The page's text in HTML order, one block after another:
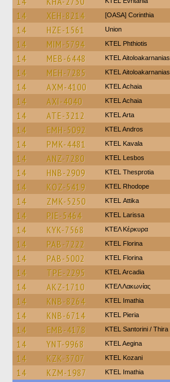
14 XEH-8214 [OASA] Corinthia
14 HZE-1561 Union
14 MIM-5794 ΚΤΕL Phthiotis
14 MEB-6448 KTEL Aitoloakarnanias
14 MEH-7285 KTEL Aitoloakarnanias
14 AXM-4100 KTEL Achaia
14 AXI-4040 KTEL Achaia
14 ATE-3212 KTEL Arta
14 EMH-5092 KTEL Andros
14 PMK-4481 KTEL Kavala
14 ANZ-7280 KTEL Lesbos
14 HNB-2909 KTEL Thesprotia
14 KOZ-5419 KTEL Rhodope
14 ZMK-5250 KΤΕL Αttika
14 PIE-5464 KTEL Larissa
14 KYK-7568 ΚΤΕΛ Κέρκυρα
14 PAB-7222 KTEL Florina
14 PAB-5002 KTEL Florina
14 TPE-2295 KTEL Arcadia
14 AKZ-1710 ΚΤΕΛ Λακωνίας
14 KNB-8264 KTEL Imathia
14 KNB-6714 KTEL Pieria
14 EMB-4178 KTEL Santorini / Thira
14 YNT-9968 KTEL Aegina
14 KZK-3707 ΚΤΕL Kozani
14 KZM-1987 KTEL Imathia